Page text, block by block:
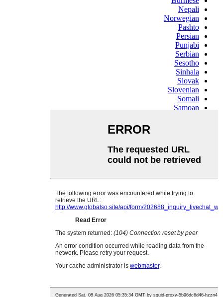
Nepali
Norwegian
Pashto
Persian
Punjabi
Serbian
Sesotho
Sinhala
Slovak
Slovenian
Somali
Samoan
Swahili
Tajik
Telugu
Ukrainian
Urdu
Welsh
Xhosa
Yiddish
Tatar
Oriya